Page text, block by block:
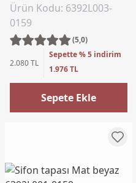
Ürün Kodu: 6392L003-
0159
(5,0)
2.080 TL
Sepette % 5 indirim
1.976 TL
Sepete Ekle